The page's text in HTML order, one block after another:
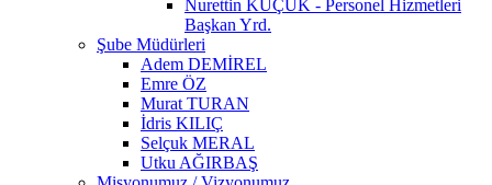
Nurettin KÜÇÜK - Personel Hizmetleri
Başkan Yrd.
Şube Müdürleri
Adem DEMİREL
Emre ÖZ
Murat TURAN
İdris KILIÇ
Selçuk MERAL
Utku AĞIRBAŞ